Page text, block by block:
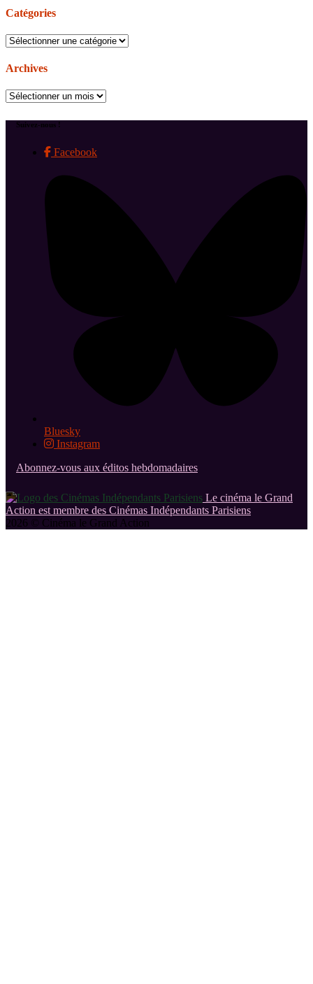
Catégories
Catégories
Archives
Archives
Suivez-nous !
Facebook
Bluesky
Instagram
Abonnez-vous aux éditos hebdomadaires
Le cinéma le Grand
Action est membre des Cinémas Indépendants Parisiens
2026 © Cinéma le Grand Action